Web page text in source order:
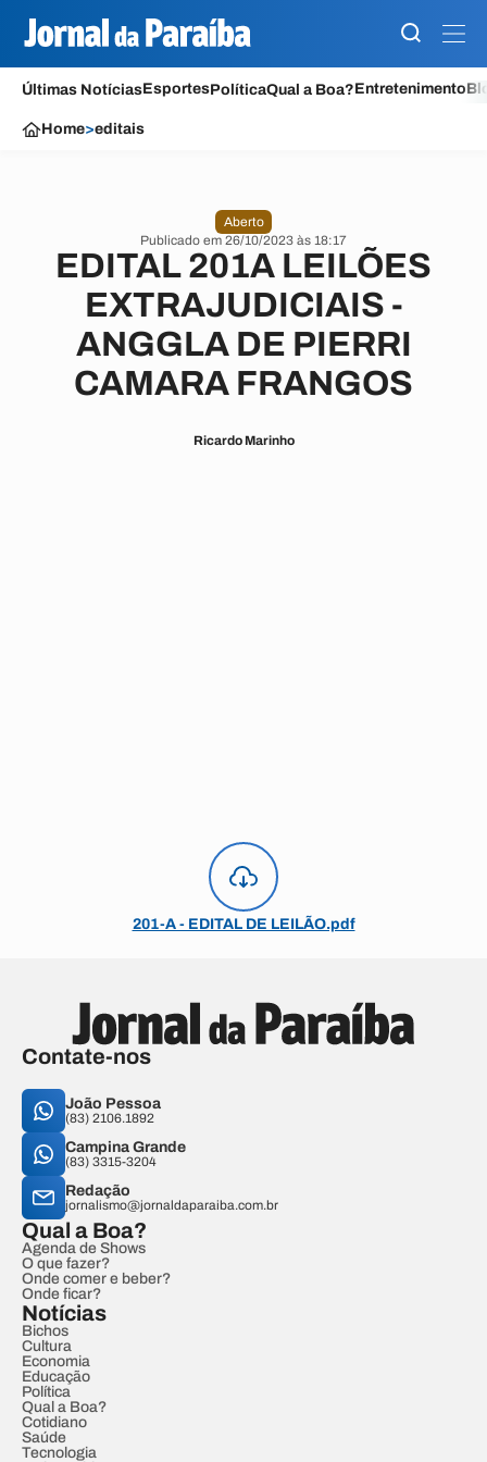
Últimas NotíciasEsportesPolíticaQual a Boa?Entretenimento
Home>editais
Aberto
Publicado em 26/10/2023 às 18:17
EDITAL 201A LEILÕES
EXTRAJUDICIAIS -
ANGGLA DE PIERRI
CAMARA FRANGOS
Ricardo Marinho
201-A - EDITAL DE LEILÃO.pdf
Contate-nos
João Pessoa
(83) 2106.1892
Campina Grande
(83) 3315-3204
Redação
jornalismo@jornaldaparaiba.com.br
Qual a Boa?
Agenda de Shows
O que fazer?
Onde comer e beber?
Onde ficar?
Notícias
Bichos
Cultura
Economia
Educação
Política
Qual a Boa?
Cotidiano
Saúde
Tecnologia